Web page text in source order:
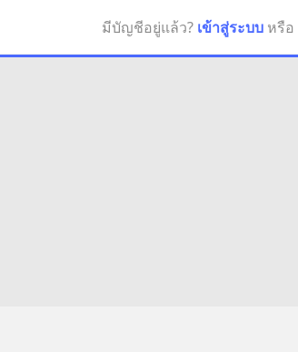
มีบัญชีอยู่แล้ว? เข้าสู่ระบบ หรือ